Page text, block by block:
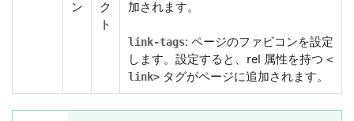
ン
ク
ト
加されます。
link-tags: ページのファビコンを設定
します。設定すると、rel 属性を持つ <
link> タグがページに追加されます。